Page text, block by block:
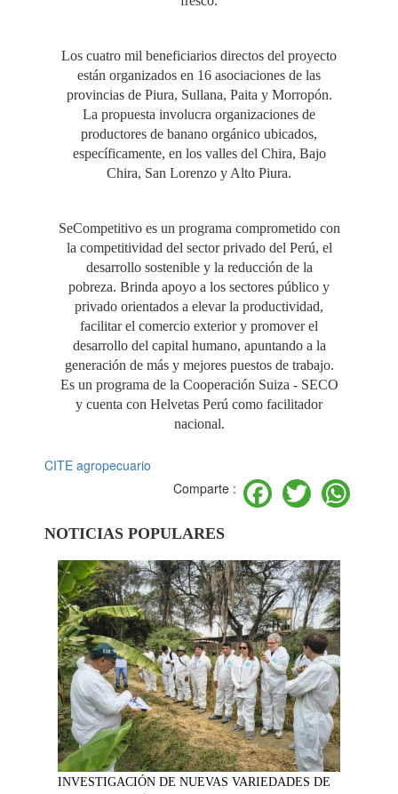
Los cuatro mil beneficiarios directos del proyecto
están organizados en 16 asociaciones de las
provincias de Piura, Sullana, Paita y Morropón.
La propuesta involucra organizaciones de
productores de banano orgánico ubicados,
específicamente, en los valles del Chira, Bajo
Chira, San Lorenzo y Alto Piura.
SeCompetitivo es un programa comprometido con
la competitividad del sector privado del Perú, el
desarrollo sostenible y la reducción de la
pobreza. Brinda apoyo a los sectores público y
privado orientados a elevar la productividad,
facilitar el comercio exterior y promover el
desarrollo del capital humano, apuntando a la
generación de más y mejores puestos de trabajo.
Es un programa de la Cooperación Suiza - SECO
y cuenta con Helvetas Perú como facilitador
nacional.
CITE agropecuario
Comparte :
Facebook
Twitter
NOTICIAS POPULARES
INVESTIGACIÓN DE NUEVAS VARIEDADES DE